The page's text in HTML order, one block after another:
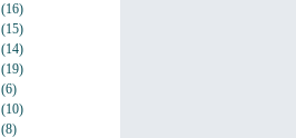
(16)
(15)
(14)
(19)
(6)
(10)
(8)